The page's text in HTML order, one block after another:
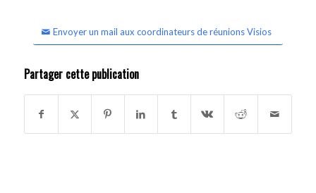
Envoyer un mail aux coordinateurs de réunions Visios
Partager cette publication